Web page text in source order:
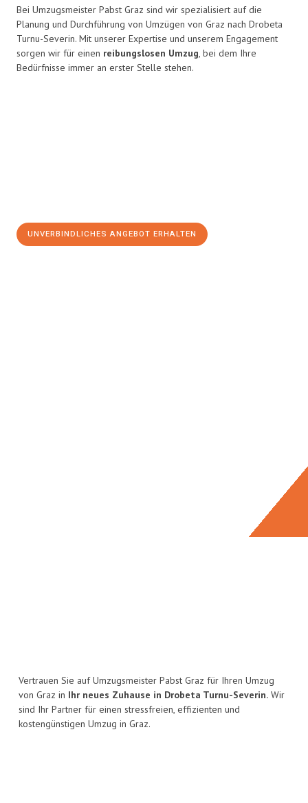
Bei Umzugsmeister Pabst Graz sind wir spezialisiert auf die
Planung und Durchführung von Umzügen von Graz nach Drobeta
Turnu-Severin. Mit unserer Expertise und unserem Engagement
sorgen wir für einen reibungslosen Umzug, bei dem Ihre
Bedürfnisse immer an erster Stelle stehen.
UNVERBINDLICHES ANGEBOT ERHALTEN
Vertrauen Sie auf Umzugsmeister Pabst Graz für Ihren Umzug
von Graz in Ihr neues Zuhause in Drobeta Turnu-Severin. Wir
sind Ihr Partner für einen stressfreien, effizienten und
kostengünstigen Umzug in Graz.